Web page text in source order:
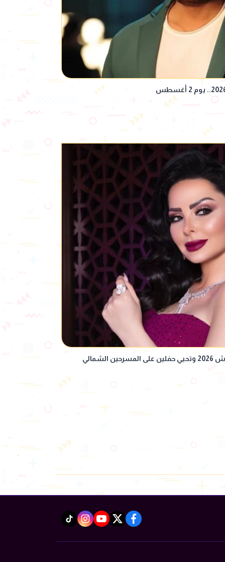
ديانا كرزون نجمة افتتاح مهرجان جرش 2026 وتحيي حفلين على المسرحين الشمالي
facebook
twitter
youtube
instagram
tiktok